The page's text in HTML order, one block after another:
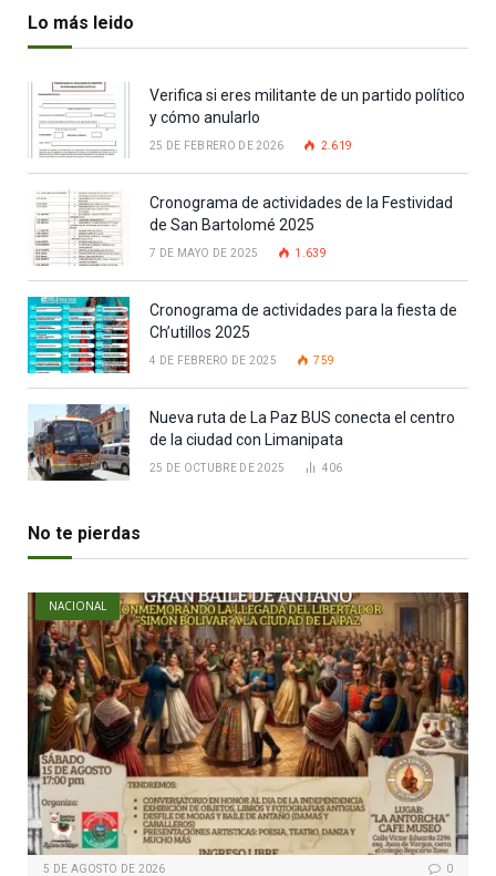
Lo más leido
Verifica si eres militante de un partido político
y cómo anularlo
25 DE FEBRERO DE 2026 2.619
Cronograma de actividades de la Festividad
de San Bartolomé 2025
7 DE MAYO DE 2025 1.639
Cronograma de actividades para la fiesta de
Ch’utillos 2025
4 DE FEBRERO DE 2025 759
Nueva ruta de La Paz BUS conecta el centro
de la ciudad con Limanipata
25 DE OCTUBRE DE 2025 406
No te pierdas
NACIONAL
5 DE AGOSTO DE 2026 0